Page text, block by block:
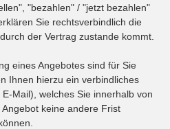
"bezahlen" / "jetzt bezahlen"
Sie rechtsverbindlich die
der Vertrag zustande kommt.
eines Angebotes sind für Sie
Ihnen hierzu ein verbindliches
Mail), welches Sie innerhalb von
keine andere Frist